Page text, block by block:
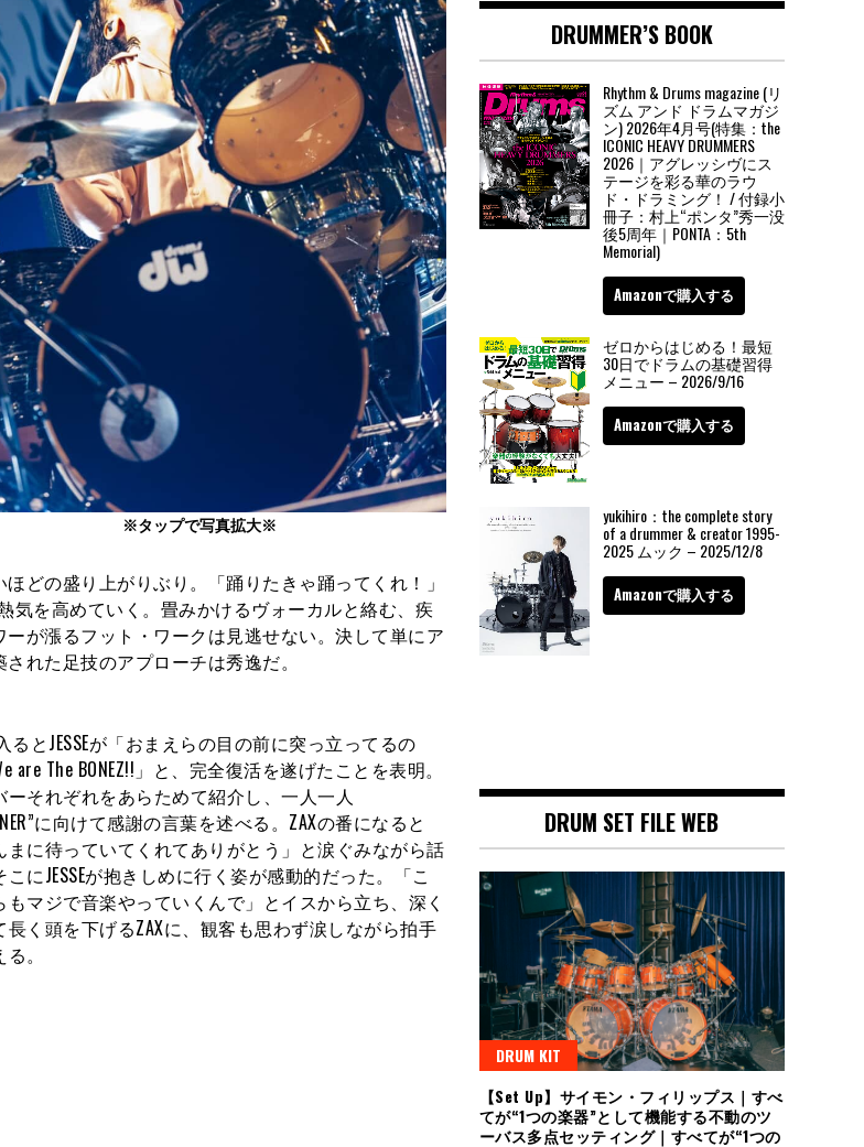
※タップで写真拡大※
どの盛り上がりぶり。「踊りたきゃ踊ってくれ！」
気を高めていく。畳みかけるヴォーカルと絡む、疾
が漲るフット・ワークは見逃せない。決して単にア
れた足技のアプローチは秀逸だ。
るとJESSEが「おまえらの目の前に突っ立ってるの
are The BONEZ!!」と、完全復活を遂げたことを表明。
ーそれぞれをあらためて紹介し、一人一人
に向けて感謝の言葉を述べる。ZAXの番になると
まに待っていてくれてありがとう」と涙ぐみながら話
こにJESSEが抱きしめに行く姿が感動的だった。「こ
もマジで音楽やっていくんで」とイスから立ち、深く
長く頭を下げるZAXに、観客も思わず涙しながら拍手
。
DRUMMER’S BOOK
Rhythm & Drums magazine (リ
ズム アンド ドラムマガジ
ン) 2026年4月号(特集：the
ICONIC HEAVY DRUMMERS
2026｜アグレッシヴにス
テージを彩る華のラウ
ド・ドラミング！ / 付録小
冊子：村上“ポンタ”秀一没
後5周年｜PONTA：5th
Memorial)
Amazonで購入する
ゼロからはじめる！最短
30日でドラムの基礎習得
メニュー – 2026/9/16
Amazonで購入する
yukihiro：the complete story
of a drummer & creator 1995-
2025 ムック – 2025/12/8
Amazonで購入する
DRUM SET FILE WEB
DRUM KIT
【Set Up】サイモン・フィリップス｜すべ
てが“1つの楽器”として機能する不動のツ
ーバス多点セッティング｜すべてが“1つの